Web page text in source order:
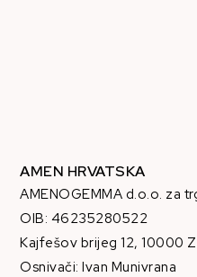
AMEN HRVATSKA
AMENOGEMMA d.o.o. za
OIB: 46235280522
Kajfešov brijeg 12, 10000
Osnivači: Ivan Munivrana